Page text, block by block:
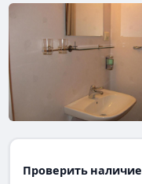
Проверить наличие